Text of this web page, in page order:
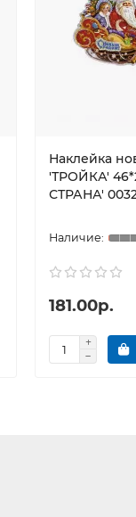
Наклейка
'ТРОЙКА'
СТРАНА'
181.00р.